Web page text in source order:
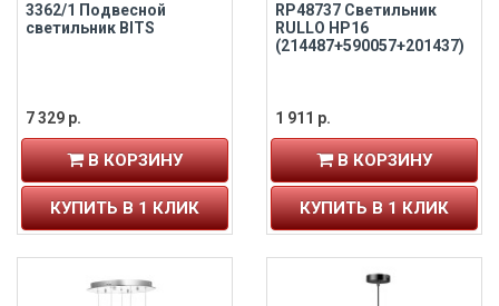
3362/1 Подвесной
светильник BITS
7 329 р.
В КОРЗИНУ
КУПИТЬ В 1 КЛИК
RP48737 Светильник
RULLO HP16
(214487+590057+201437)
1 911 р.
В КОРЗИНУ
КУПИТЬ В 1 КЛИК